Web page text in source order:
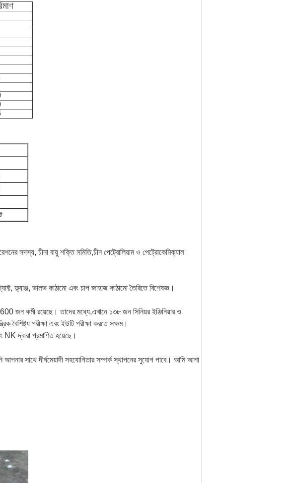
সদস্য, চীনা বায়ু শক্তি সমিতি,চীন পেট্রোলিয়াম ও পেট্রোকেমিক্যাল
ফ্ল্যাঞ্জ, ভালভ কাঠামো এবং চাপ জাহাজ কাঠামো তৈরিতে বিশেষজ্ঞ।
জন কর্মী রয়েছে। তাদের মধ্যে,এখানে ১৩৮ জন সিনিয়র ইঞ্জিনিয়ার ও
বৈশিষ্ট্য পরীক্ষা এবং ইউটি পরীক্ষা করতে সক্ষম।
প্রমাণিত হয়েছে।
সাথে দীর্ঘমেয়াদী সহযোগিতার সম্পর্ক স্থাপনের সুযোগ পাবে। আমি আশা